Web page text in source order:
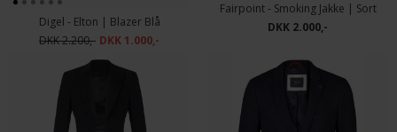
Digel - Elton | Blazer Blå
DKK 2.200,- DKK 1.000,-
Fairpoint - Smoking Jakke | Sort
DKK 2.000,-